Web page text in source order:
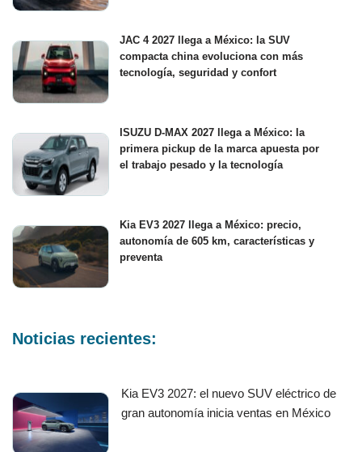
JAC 4 2027 llega a México: la SUV
compacta china evoluciona con más
tecnología, seguridad y confort
ISUZU D-MAX 2027 llega a México: la
primera pickup de la marca apuesta por
el trabajo pesado y la tecnología
Kia EV3 2027 llega a México: precio,
autonomía de 605 km, características y
preventa
Noticias recientes:
Kia EV3 2027: el nuevo SUV eléctrico de
gran autonomía inicia ventas en México